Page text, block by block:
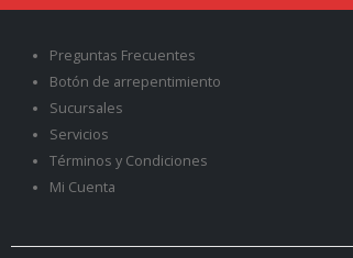
Preguntas Frecuentes
Botón de arrepentimiento
Sucursales
Servicios
Términos y Condiciones
Mi Cuenta